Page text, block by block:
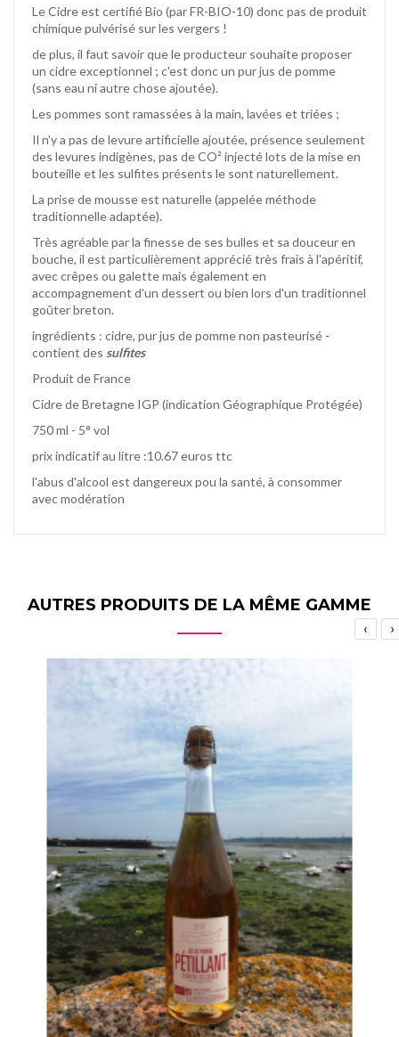
Le Cidre est certifié Bio (par FR-BIO-10) donc pas de produit
chimique pulvérisé sur les vergers !
de plus, il faut savoir que le producteur souhaite proposer
un cidre exceptionnel ; c'est donc un pur jus de pomme
(sans eau ni autre chose ajoutée).
Les pommes sont ramassées à la main, lavées et triées ;
Il n'y a pas de levure artificielle ajoutée, présence seulement
des levures indigènes, pas de CO² injecté lots de la mise en
bouteille et les sulfites présents le sont naturellement.
La prise de mousse est naturelle (appelée méthode
traditionnelle adaptée).
Très agréable par la finesse de ses bulles et sa douceur en
bouche, il est particulièrement apprécié très frais à l'apéritif,
avec crêpes ou galette mais également en
accompagnement d'un dessert ou bien lors d'un traditionnel
goûter breton.
ingrédients : cidre, pur jus de pomme non pasteurisé -
contient des sulfites
Produit de France
Cidre de Bretagne IGP (indication Géographique Protégée)
750 ml - 5° vol
prix indicatif au litre :10.67 euros ttc
l'abus d'alcool est dangereux pou la santé, à consommer
avec modération
AUTRES PRODUITS DE LA MÊME GAMME
‹ ›